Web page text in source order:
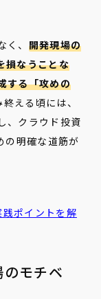
、 開発現場の
損なうことな
する「攻めの
える頃には、
、クラウド投資
の明確な道筋が
ポイントを解
モチベ